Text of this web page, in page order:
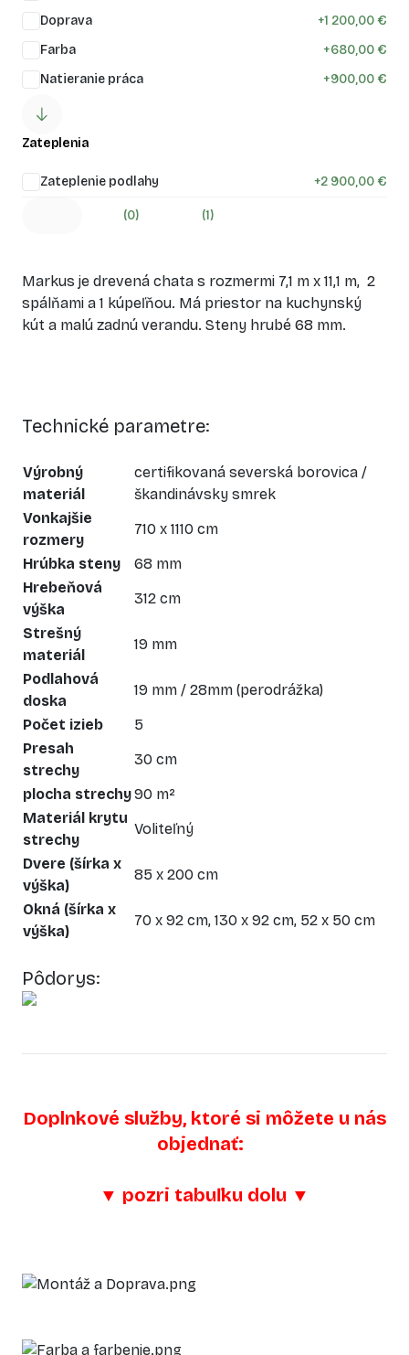
Doprava
+1 200,00 €
Farba
+680,00 €
Natieranie práca
+900,00 €
Zateplenia
Zateplenie podlahy +2 900,00 €
(0) (1)
Markus je drevená chata s rozmermi 7,1 m x 11,1 m, 2
spálňami a 1 kúpeľňou. Má priestor na kuchynský
kút a malú zadnú verandu. Steny hrubé 68 mm.
Technické parametre:
Výrobný
materiál
certifikovaná severská borovica /
škandinávsky smrek
Vonkajšie
rozmery
710 x 1110 cm
Hrúbka steny
68 mm
Hrebeňová
výška
312 cm
Strešný
materiál
19 mm
Podlahová
doska
19 mm / 28mm (perodrážka)
Počet izieb
5
Presah
strechy
30 cm
plocha strechy90 m²
Materiál krytu
strechy
Voliteľný
Dvere (šírka x
výška)
85 x 200 cm
Okná (šírka x
výška)
70 x 92 cm, 130 x 92 cm, 52 x 50 cm
Pôdorys:
Doplnkové služby, ktoré si môžete u nás
objednať:
▼ pozri tabuľku dolu ▼